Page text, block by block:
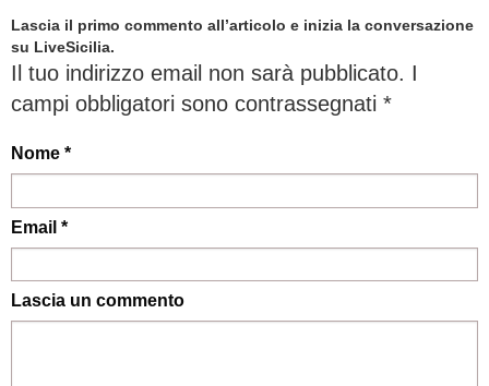
Lascia il primo commento all’articolo e inizia la conversazione
su LiveSicilia.
Il tuo indirizzo email non sarà pubblicato. I
campi obbligatori sono contrassegnati *
Nome *
Email *
Lascia un commento